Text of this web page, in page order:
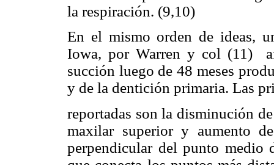
la respiración. (9,10)
En el mismo orden de ideas,
Iowa, por Warren y col (11)
succión luego de 48 meses
y de la dentición primaria. Las
reportadas son la disminución
maxilar superior y aumento
perpendicular del punto medio